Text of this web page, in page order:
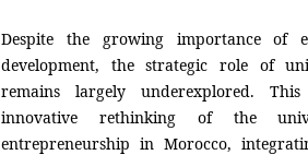
Despite the growing importance of
development, the strategic role of
remains largely underexplored.
innovative rethinking of the
entrepreneurship in Morocco,